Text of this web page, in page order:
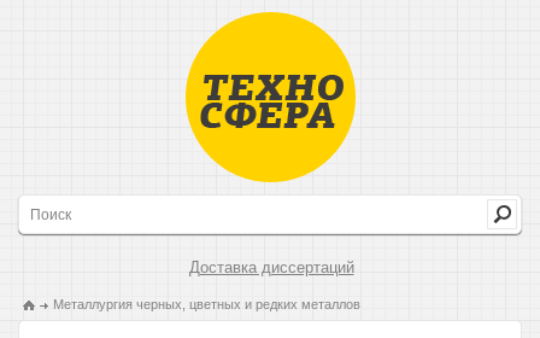
Доставка диссертаций
Металлургия черных, цветных и редких металлов